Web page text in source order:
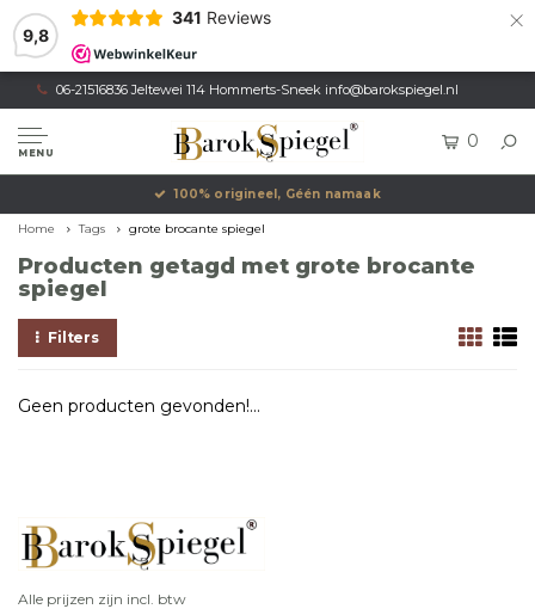
9,8
341 Reviews ×
06-21516836 Jeltewei 114 Hommerts-Sneek info@barokspiegel.nl
MENU
0
100% origineel, Géén namaak
Home Tags grote brocante spiegel
Producten getagd met grote brocante
spiegel
Filters
Geen producten gevonden!...
Alle prijzen zijn incl. btw